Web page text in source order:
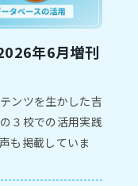
年6月増刊
ンツを生かした吉
３校での活用実践
も掲載していま